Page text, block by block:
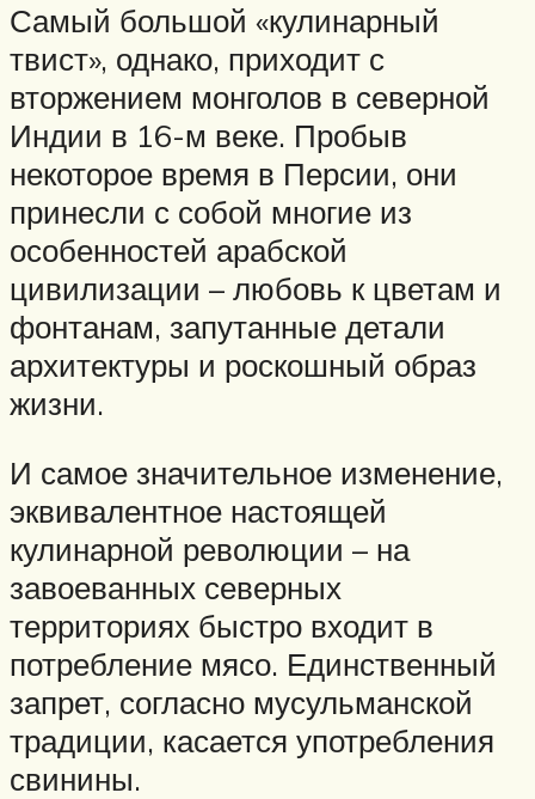
Самый большой «кулинарный
твист», однако, приходит с
вторжением монголов в северной
Индии в 16-м веке. Пробыв
некоторое время в Персии, они
принесли с собой многие из
особенностей арабской
цивилизации – любовь к цветам и
фонтанам, запутанные детали
архитектуры и роскошный образ
жизни.
И самое значительное изменение,
эквивалентное настоящей
кулинарной революции – на
завоеванных северных
территориях быстро входит в
потребление мясо. Единственный
запрет, согласно мусульманской
традиции, касается употребления
свинины.